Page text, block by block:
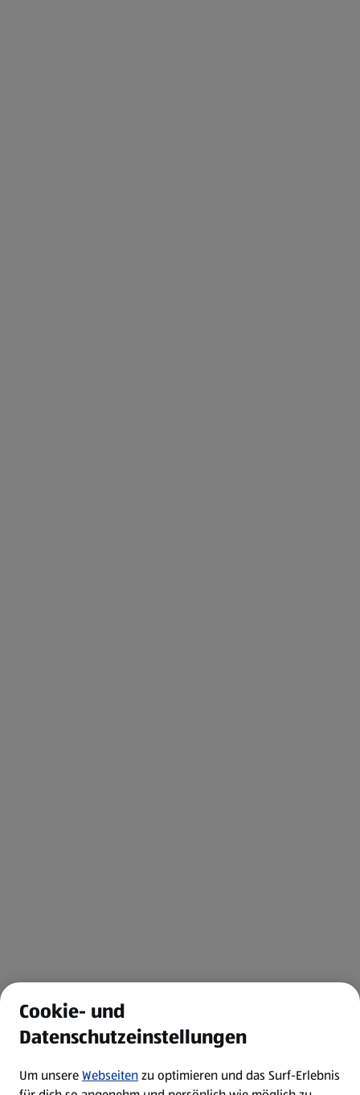
Cookie- und
Datenschutzeinstellungen
Um unsereWebseitenzu optimieren und das Surf-Erlebnis